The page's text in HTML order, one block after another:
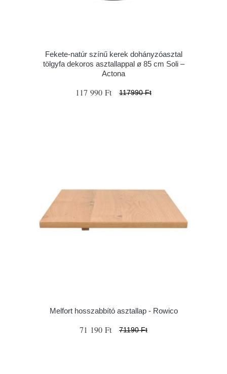
Fekete-natúr színű kerek dohányzóasztal
tölgyfa dekoros asztallappal ø 85 cm Soli –
Actona
117 990 Ft 117990 Ft
Melfort hosszabbító asztallap - Rowico
71 190 Ft 71190 Ft